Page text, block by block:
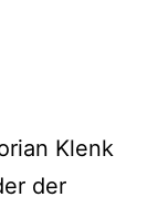
Klenk
der